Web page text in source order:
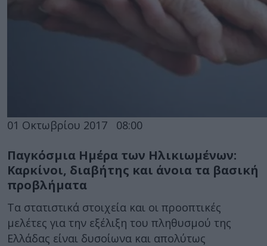
01 Οκτωβρίου 2017 08:00
Παγκόσμια Ημέρα των Ηλικιωμένων:
Καρκίνοι, διαβήτης και άνοια τα βασική
προβλήματα
Τα στατιστικά στοιχεία και οι προοπτικές
μελέτες για την εξέλιξη του πληθυσμού της
Ελλάδας είναι δυσοίωνα και απολύτως